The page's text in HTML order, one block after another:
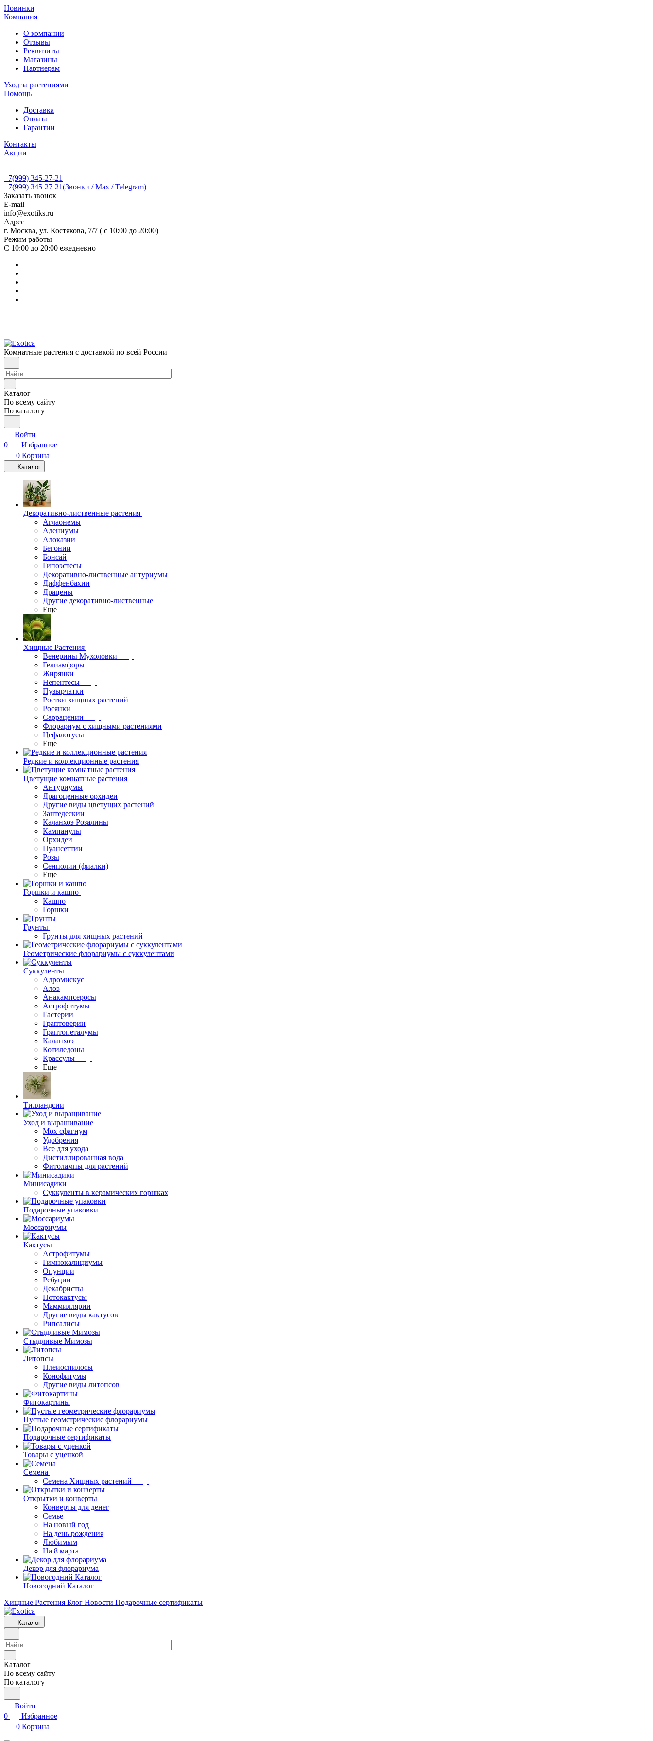
Новинки
Компания
О компании
Отзывы
Реквизиты
Магазины
Партнерам
Уход за растениями
Помощь
Доставка
Оплата
Гарантии
Контакты
Акции
+7(999) 345-27-21
+7(999) 345-27-21(Звонки / Max / Telegram)
Заказать звонок
E-mail
info@exotiks.ru
Адрес
г. Москва, ул. Костякова, 7/7 ( с 10:00 до 20:00)
Режим работы
С 10:00 до 20:00 ежедневно
Комнатные растения с доставкой по всей России
Каталог
По всему сайту
По каталогу
Войти
0
Избранное
0 Корзина
Каталог
Декоративно-лиственные растения
Аглаонемы
Адениумы
Алоказии
Бегонии
Бонсай
Гипоэстесы
Декоративно-лиственные антуриумы
Диффенбахии
Драцены
Другие декоративно-лиственные
Еще
Хищные Растения
Венерины Мухоловки
Гелиамфоры
Жирянки
Непентесы
Пузырчатки
Ростки хищных растений
Росянки
Саррацении
Флорариум с хищными растениями
Цефалотусы
Еще
Редкие и коллекционные растения
Цветущие комнатные растения
Антуриумы
Драгоценные орхидеи
Другие виды цветущих растений
Зантедескии
Каланхоэ Розалины
Кампанулы
Орхидеи
Пуансеттии
Розы
Сенполии (фиалки)
Еще
Горшки и кашпо
Кашпо
Горшки
Грунты
Грунты для хищных растений
Геометрические флорариумы с суккулентами
Суккуленты
Адромискус
Алоэ
Анакампсеросы
Астрофитумы
Гастерии
Граптоверии
Граптопеталумы
Каланхоэ
Котиледоны
Крассулы
Еще
Тилландсии
Уход и выращивание
Мох сфагнум
Удобрения
Все для ухода
Дистиллированная вода
Фитолампы для растений
Минисадики
Суккуленты в керамических горшках
Подарочные упаковки
Моссариумы
Кактусы
Астрофитумы
Гимнокалициумы
Опунции
Ребуции
Декабристы
Нотокактусы
Маммиллярии
Другие виды кактусов
Рипсалисы
Стыдливые Мимозы
Литопсы
Плейоспилосы
Конофитумы
Другие виды литопсов
Фитокартины
Пустые геометрические флорариумы
Подарочные сертификаты
Товары с уценкой
Семена
Семена Хищных растений
Открытки и конверты
Конверты для денег
Семье
На новый год
На день рождения
Любимым
На 8 марта
Декор для флорариума
Новогодний Каталог
Хищные Растения Блог Новости Подарочные сертификаты
Каталог
Каталог
По всему сайту
По каталогу
Войти
0
Избранное
0 Корзина